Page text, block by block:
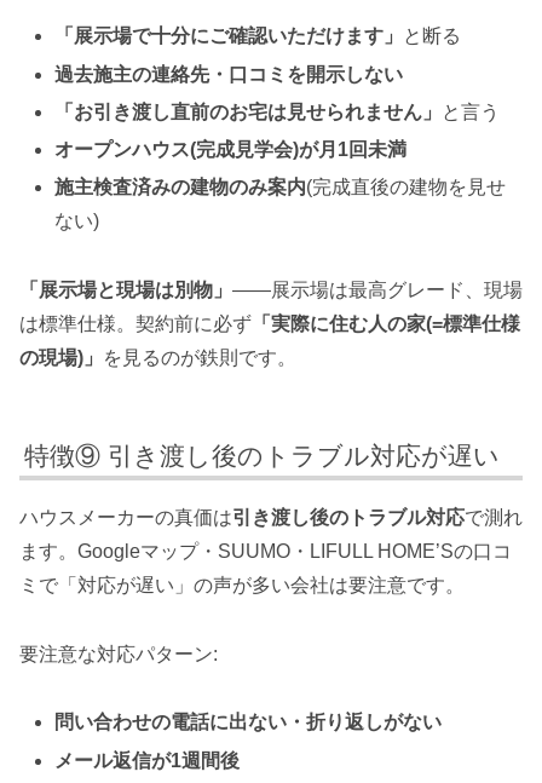
「展示場で十分にご確認いただけます」
と断る
過去施主の連絡先・口コミを開示しない
「お引き渡し直前のお宅は見せられません」
と言う
オープンハウス(完成見学会)が月1回未満
施主検査済みの建物のみ案内(完成直後の建物を見せ
ない)
「展示場と現場は別物」 ——展示場は最高グレード、現場
は標準仕様。契約前に必ず 「実際に住む人の家(=標準仕様
の現場)」
を見るのが鉄則です。
特徴⑨ 引き渡し後のトラブル対応が遅い
ハウスメーカーの真価は引き渡し後のトラブル対応で測れ
ます。Googleマップ・SUUMO・LIFULL HOME’Sの口コ
ミで「対応が遅い」の声が多い会社は要注意です。
要注意な対応パターン:
問い合わせの電話に出ない・折り返しがない
メール返信が1週間後